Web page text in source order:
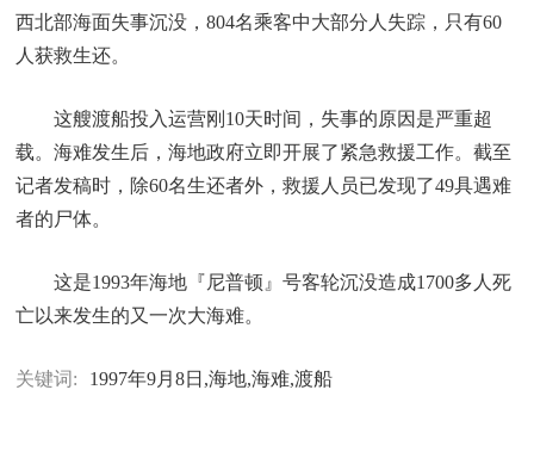
西北部海面失事沉没，804名乘客中大部分人失踪，只有60
人获救生还。
这艘渡船投入运营刚10天时间，失事的原因是严重超
载。海难发生后，海地政府立即开展了紧急救援工作。截至
记者发稿时，除60名生还者外，救援人员已发现了49具遇难
者的尸体。
这是1993年海地『尼普顿』号客轮沉没造成1700多人死
亡以来发生的又一次大海难。
关键词: 1997年9月8日,海地,海难,渡船